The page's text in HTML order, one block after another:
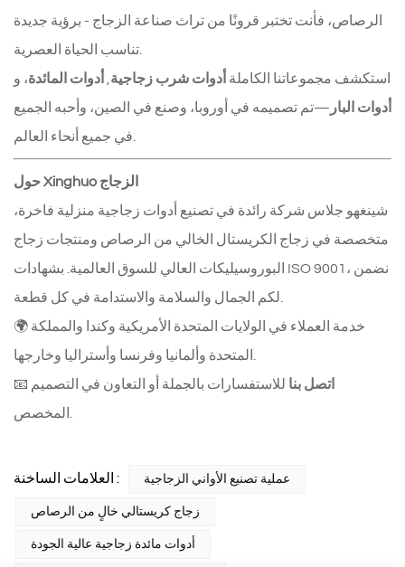
الرصاص، فأنت تختبر قرونًا من تراث صناعة الزجاج - برؤية جديدة
استكشف مجموعاتنا الكاملة أدوات شرب زجاجية أدوات المائدة، و
أدوات البار —تم تصميمه في أوروبا، وصنع في الصين، وأحبه الجميع
حول Xinghuo الزجاج
شينغهو جلاس شركة رائدة في تصنيع أدوات زجاجية منزلية فاخرة،
متخصصة في زجاج الكريستال الخالي من الرصاص ومنتجات زجاج
البوروسيليكات العالي للسوق العالمية. بشهادات ISO 9001، نضمن
🌍 خدمة العملاء في الولايات المتحدة الأمريكية وكندا والمملكة
📧
اتصل بنا للاستفسارات بالجملة أو التعاون في التصميم
العلامات الساخنة : عملية تصنيع الأواني الزجاجية
زجاج كريستالي خالٍ من الرصاص
أدوات مائدة زجاجية عالية الجودة